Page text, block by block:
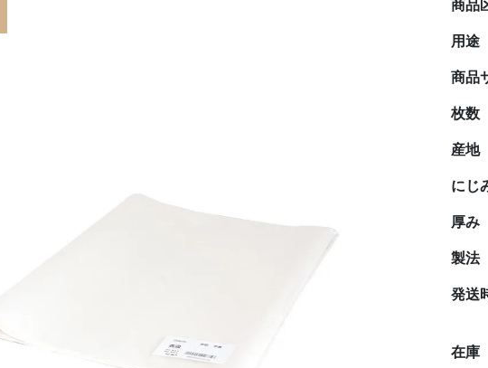
商品
用途
商品
枚数
産地
にじ
厚み
製法
発送
在庫